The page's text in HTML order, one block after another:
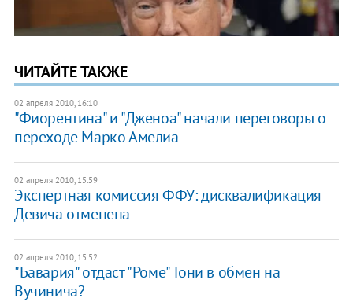
ЧИТАЙТЕ ТАКЖЕ
02 апреля 2010, 16:10
"Фиорентина" и "Дженоа" начали переговоры о
переходе Марко Амелиа
02 апреля 2010, 15:59
Экспертная комиссия ФФУ: дисквалификация
Девича отменена
02 апреля 2010, 15:52
"Бавария" отдаст "Роме" Тони в обмен на
Вучинича?